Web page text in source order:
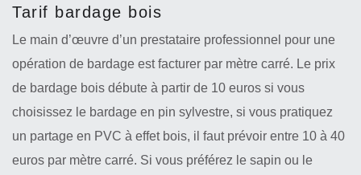
Tarif bardage bois
Le main d’œuvre d’un prestataire professionnel pour une
opération de bardage est facturer par mètre carré. Le prix
de bardage bois débute à partir de 10 euros si vous
choisissez le bardage en pin sylvestre, si vous pratiquez
un partage en PVC à effet bois, il faut prévoir entre 10 à 40
euros par mètre carré. Si vous préférez le sapin ou le